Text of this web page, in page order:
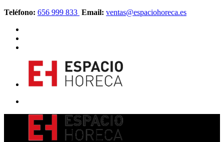
Teléfono: 656 999 833 Email: ventas@espaciohoreca.es